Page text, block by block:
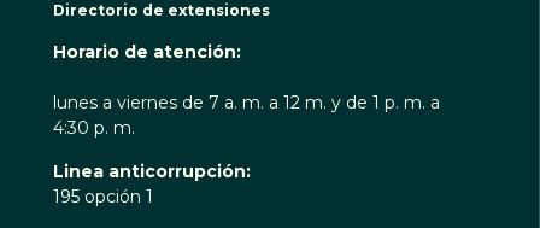
Directorio de extensiones
Horario de atención:
lunes a viernes de 7 a. m. a 12 m. y de 1 p. m. a
4:30 p. m.
Linea anticorrupción:
195 opción 1